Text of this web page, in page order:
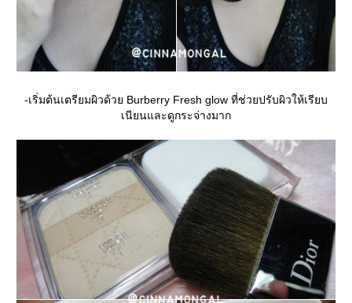
-เริ่มต้นเตรียมผิวด้วย Burberry Fresh glow ที่ช่วยปรับผิวให้เรียบ
เนียนและดูกระจ่างมาก